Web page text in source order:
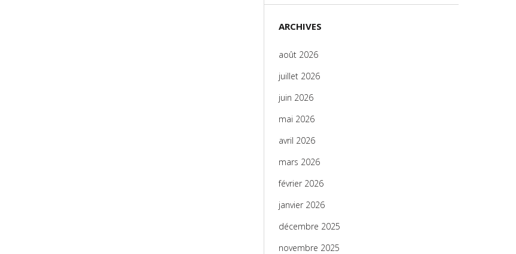
ARCHIVES
août 2026
juillet 2026
juin 2026
mai 2026
avril 2026
mars 2026
février 2026
janvier 2026
décembre 2025
novembre 2025